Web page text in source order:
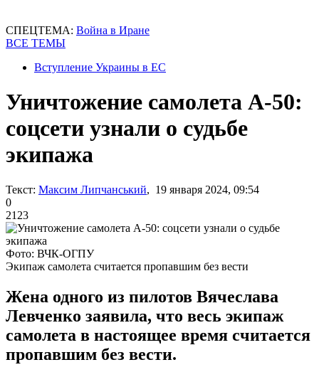
СПЕЦТЕМА: Война в Иране
ВСЕ ТЕМЫ
Вступление Украины в ЕС
Уничтожение самолета А-50:
соцсети узнали о судьбе
экипажа
Текст: Максим Липчанський, 19 января 2024, 09:54
0
2123
Фото: ВЧК-ОГПУ
Экипаж самолета считается пропавшим без вести
Жена одного из пилотов Вячеслава
Левченко заявила, что весь экипаж
самолета в настоящее время считается
пропавшим без вести.